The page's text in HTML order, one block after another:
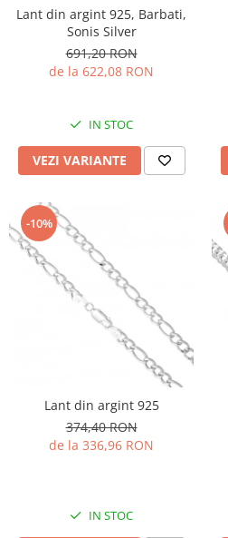
Lant din argint 925, Barbati,
Sonis Silver
691,20 RON
de la 622,08 RON
IN STOC
VEZI VARIANTE
-10%
Lant din argint 925
374,40 RON
de la 336,96 RON
IN STOC